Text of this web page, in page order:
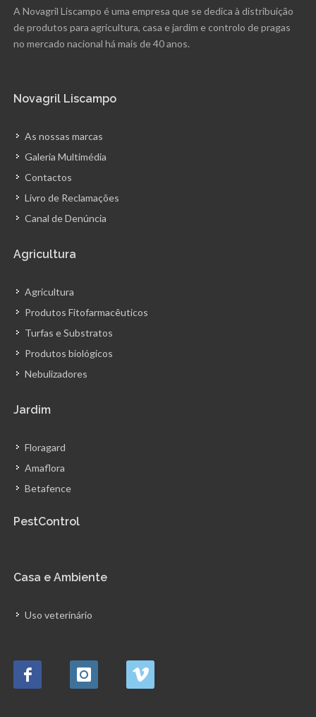
A Novagril Liscampo é uma empresa que se dedica à distribuição
de produtos para agricultura, casa e jardim e controlo de pragas
no mercado nacional há mais de 40 anos.
Novagril Liscampo
As nossas marcas
Galeria Multimédia
Contactos
Livro de Reclamações
Canal de Denúncia
Agricultura
Agricultura
Produtos Fitofarmacêuticos
Turfas e Substratos
Produtos biológicos
Nebulizadores
Jardim
Floragard
Amaflora
Betafence
PestControl
Casa e Ambiente
Uso veterinário